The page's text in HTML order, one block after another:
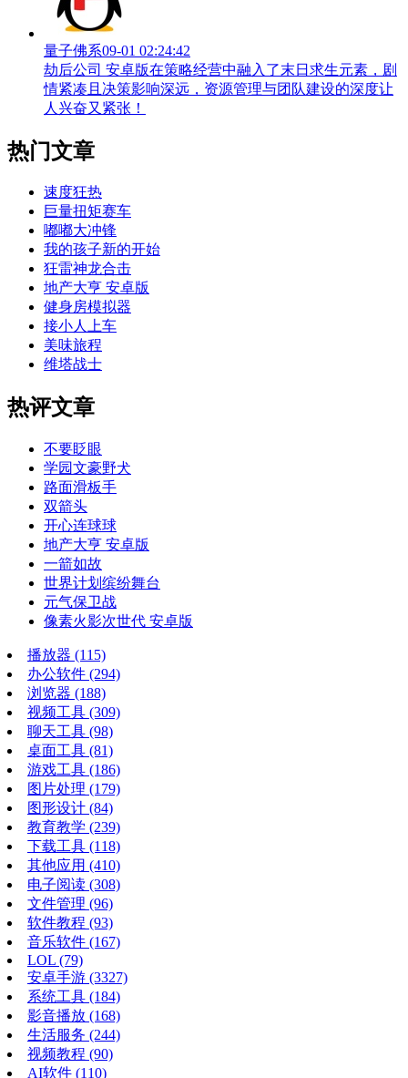
量子佛系09-01 02:24:42
劫后公司 安卓版在策略经营中融入了末日求生元素，剧
情紧凑且决策影响深远，资源管理与团队建设的深度让
人兴奋又紧张！
热门文章
速度狂热
巨量扭矩赛车
嘟嘟大冲锋
我的孩子新的开始
狂雷神龙合击
地产大亨 安卓版
健身房模拟器
接小人上车
美味旅程
维塔战士
热评文章
不要眨眼
学园文豪野犬
路面滑板手
双箭头
开心连球球
地产大亨 安卓版
一箭如故
世界计划缤纷舞台
元气保卫战
像素火影次世代 安卓版
播放器 (115)
办公软件 (294)
浏览器 (188)
视频工具 (309)
聊天工具 (98)
桌面工具 (81)
游戏工具 (186)
图片处理 (179)
图形设计 (84)
教育教学 (239)
下载工具 (118)
其他应用 (410)
电子阅读 (308)
文件管理 (96)
软件教程 (93)
音乐软件 (167)
LOL (79)
安卓手游 (3327)
系统工具 (184)
影音播放 (168)
生活服务 (244)
视频教程 (90)
AI软件 (110)